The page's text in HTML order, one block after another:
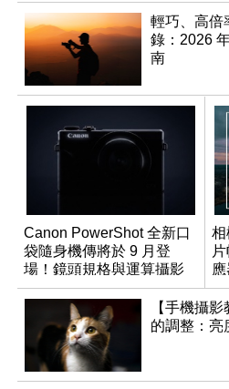
輕巧、高倍
錄：2026
南
Canon PowerShot 全新口
袋隨身機傳將於 9 月登
場！鏡頭規格與運算攝影
升級成為焦點
相
【手機攝
的調整：亮